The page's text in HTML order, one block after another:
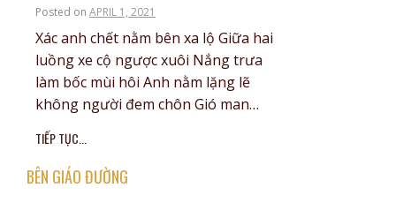
Posted on APRIL 1, 2021
Xác anh chết nằm bên xa lộ Giữa hai
luồng xe cộ ngược xuôi Nắng trưa
làm bốc mùi hôi Anh nằm lặng lẽ
không người đem chôn Gió man…
TIẾP TỤC...
BÊN GIÁO ĐƯỜNG